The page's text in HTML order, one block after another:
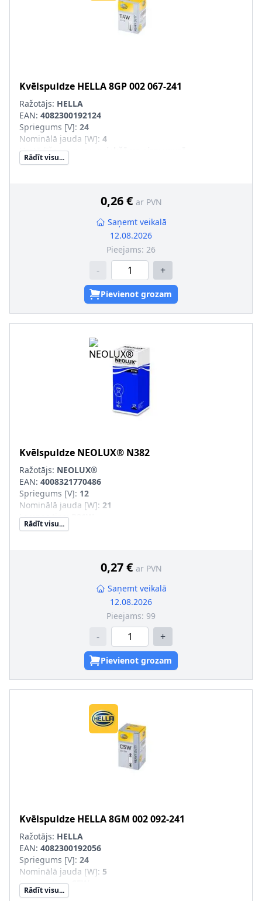
Kvēlspuldze HELLA8GP 002 067-241
Ražotājs: HELLA
EAN: 4082300192124
Spriegums [V]: 24
Nominālā jauda [W]: 4
Uzstādīšanas puse
Lampas tips:
Montāža/demontāža jāveic kvalificētam personālam!
Kvēlspuldzes cokola konstrukcija: BA9s
Rādīt visu...
0,26 € ar PVN
Saņemt veikalā
12.08.2026
Pieejams: 26
- +
Pievienot grozam
Kvēlspuldze NEOLUX® N382
Ražotājs: NEOLUX®
EAN: 4008321770486
Spriegums [V]: 12
Nominālā jauda [W]: 21
Lampas tips:
Daudzums:10
Rādīt visu...
0,27 € ar PVN
Saņemt veikalā
12.08.2026
Pieejams: 99
- +
Pievienot grozam
Kvēlspuldze HELLA8GM 002 092-241
Ražotājs: HELLA
EAN: 4082300192056
Spriegums [V]: 24
Nominālā jauda [W]: 5
Lampas tips:
Apgaismes ierīces tips
Rādīt visu...